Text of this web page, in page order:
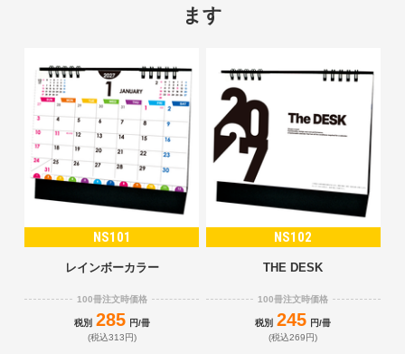
ます
NS101
レインボーカラー
100冊注文時価格
税別 285 円/冊
(税込313円)
NS102
THE DESK
100冊注文時価格
税別 245 円/冊
(税込269円)